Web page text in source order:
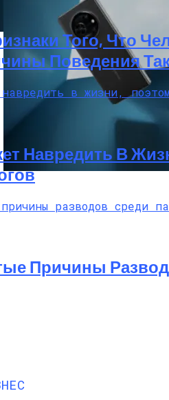
Android Смартфоны 2023
Того, Что
Поведения
Навредить В
Причины